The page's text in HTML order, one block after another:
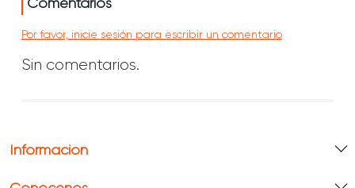
Comentarios
Por favor, inicie sesión para escribir un comentario
Sin comentarios.
Información